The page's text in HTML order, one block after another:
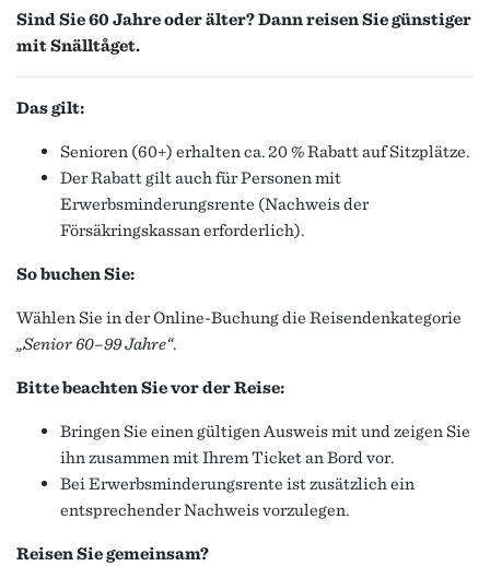
Sind Sie 60 Jahre oder älter? Dann reisen Sie günstiger
mit Snälltåget.
Das gilt:
Senioren (60+) erhalten ca. 20 % Rabatt auf Sitzplätze.
Der Rabatt gilt auch für Personen mit
Erwerbsminderungsrente (Nachweis der
Försäkringskassan erforderlich).
So buchen Sie:
Wählen Sie in der Online-Buchung die Reisendenkategorie
„Senior 60–99 Jahre“.
Bitte beachten Sie vor der Reise:
Bringen Sie einen gültigen Ausweis mit und zeigen Sie
ihn zusammen mit Ihrem Ticket an Bord vor.
Bei Erwerbsminderungsrente ist zusätzlich ein
entsprechender Nachweis vorzulegen.
Reisen Sie gemeinsam?